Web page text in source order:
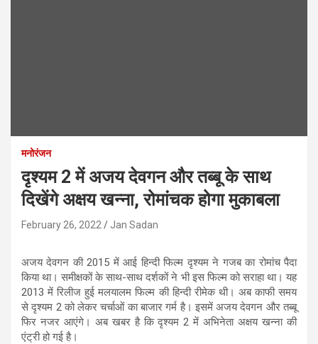
मनोरंजन
दृश्यम 2 में अजय देवगन और तब्बू के साथ
दिखेंगे अक्षय खन्ना, रोमांचक होगा मुकाबला
February 26, 2022 Jan Sadan
अजय देवगन की 2015 में आई हिन्दी फिल्म दृश्यम ने गजब का रोमांच पैदा
किया था। समीक्षकों के साथ-साथ दर्शकों ने भी इस फिल्म को सराहा था। यह
2013 में रिलीज हुई मलयालम फिल्म की हिन्दी रीमेक थी। अब काफी समय
से दृश्यम 2 को लेकर चर्चाओं का बाजार गर्म है। इसमें अजय देवगन और तब्बू
फिर नजर आएंगे। अब खबर है कि दृश्यम 2 में अभिनेता अक्षय खन्ना की
एंट्री हो गई है।